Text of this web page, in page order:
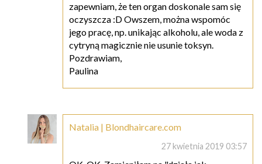
zapewniam, że ten organ doskonale sam się
oczyszcza :D Owszem, można wspomóc
jego pracę, np. unikając alkoholu, ale woda z
cytryną magicznie nie usunie toksyn.
Pozdrawiam,
Paulina
Natalia | Blondhaircare.com
27 kwietnia 2019 03:57